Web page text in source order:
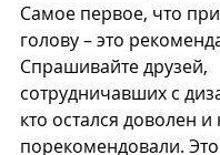
Самое первое, что
голову – это
Спрашивайте друзей,
сотрудничавших с
кто остался доволен
порекомендовали.